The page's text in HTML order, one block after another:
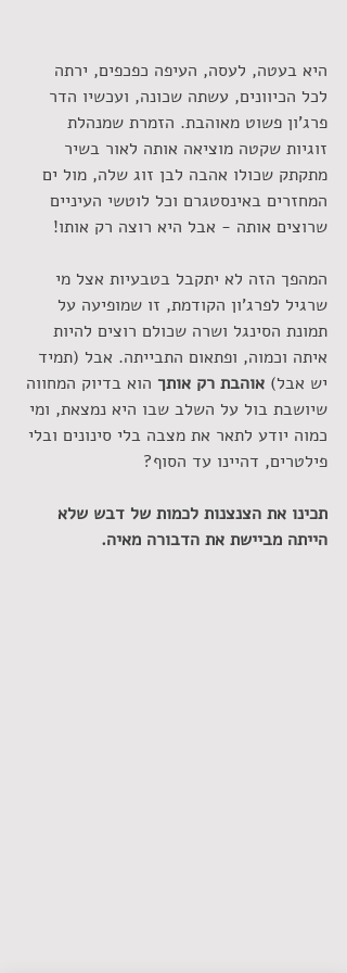
היא בעטה, לעסה, העיפה כפכפים, ירתה
לכל הכיוונים, עשתה שכונה, ועכשיו הדר
פרג'ון פשוט מאוהבת. הזמרת שמנהלת
זוגיות שקטה מוציאה אותה לאור בשיר
מתקתק שכולו אהבה לבן זוג שלה, מול ים
המחזרים באינסטגרם וכל לוטשי העיניים
שרוצים אותה - אבל היא רוצה רק אותו!
המהפך הזה לא יתקבל בטבעיות אצל מי
שרגיל לפרג'ון הקודמת, זו שמופיעה על
תמונת הסינגל ושרה שכולם רוצים להיות
איתה וכמוה, ופתאום התבייתה. אבל (תמיד
יש אבל) אוהבת רק אותך הוא בדיוק המחווה
שיושבת בול על השלב שבו היא נמצאת, ומי
כמוה יודע לתאר את מצבה בלי סינונים ובלי
פילטרים, דהיינו עד הסוף?
תכינו את הצנצנות לכמות של דבש שלא
הייתה מביישת את הדבורה מאיה.